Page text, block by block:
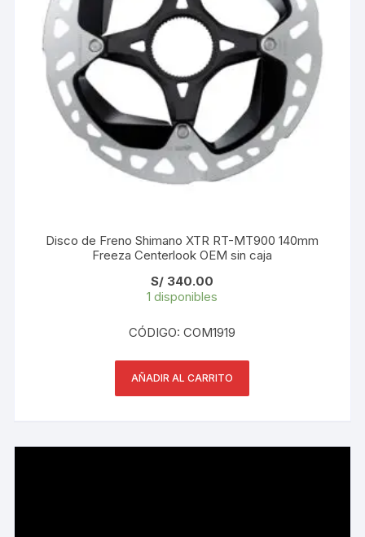
Disco de Freno Shimano XTR RT-MT900 140mm
Freeza Centerlook OEM sin caja
S/ 340.00
1 disponibles
CÓDIGO: COM1919
AÑADIR AL CARRITO